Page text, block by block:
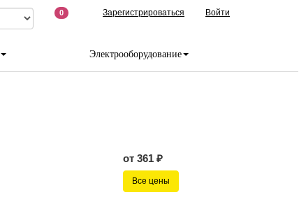
0 Зарегистрироваться Войти
Электрооборудование
от 361 ₽
Все цены